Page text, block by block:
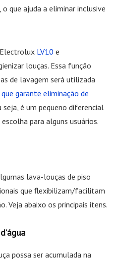
que ajuda a eliminar inclusive
LV10 e
louças. Essa função
de lavagem será utilizada
garante eliminação de
seja, é um pequeno diferencial
para alguns usuários.
lava-louças de piso
que flexibilizam/facilitam
Veja abaixo os principais itens.
possa ser acumulada na